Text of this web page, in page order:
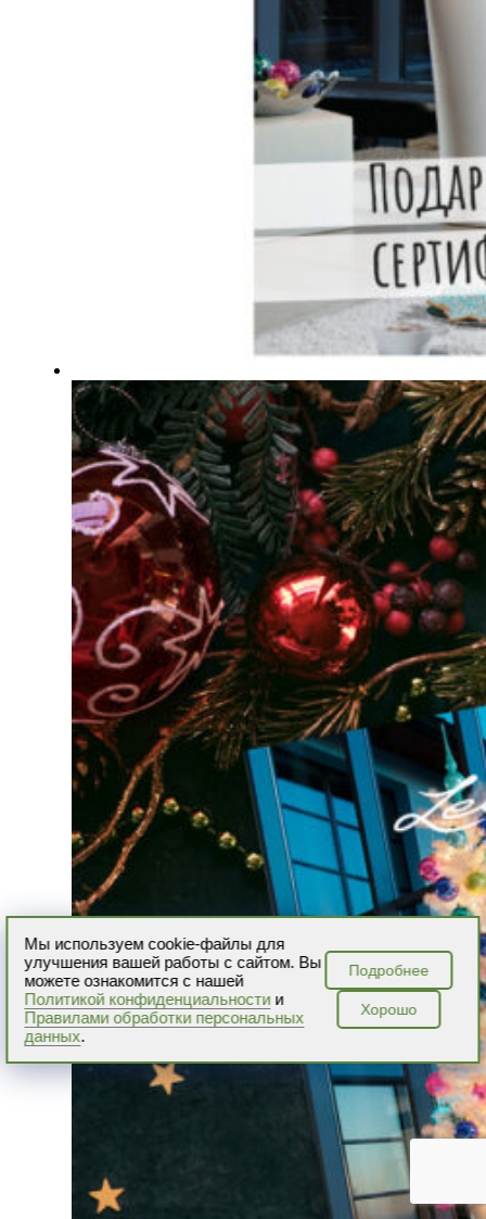
Мы используем cookie-файлы для
улучшения вашей работы с сайтом. Вы
можете ознакомится с нашей
Политикой конфиденциальностии
Правилами обработки персональных
данных.
Подробнее
Хорошо